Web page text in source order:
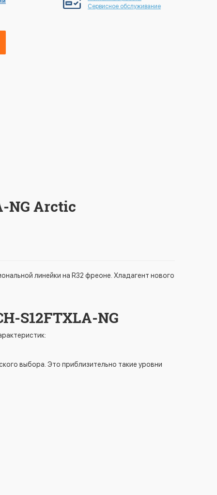
Сервисное обслуживание
NG Arctic
линейки на R32 фреоне. Хладагент нового
S12FTXLA-NG
выбора. Это приблизительно такие уровни